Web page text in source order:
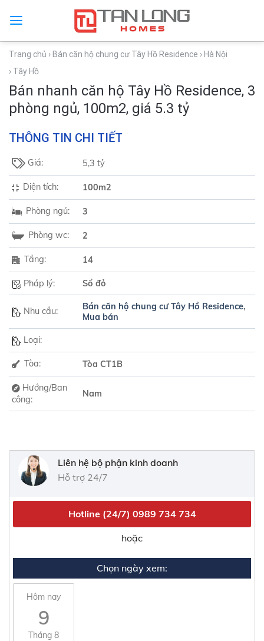
Trang chủ › Bán căn hộ chung cư Tây Hồ Residence › Hà Nội
› Tây Hồ
Bán nhanh căn hộ Tây Hồ Residence, 3
phòng ngủ, 100m2, giá 5.3 tỷ
THÔNG TIN CHI TIẾT
Giá: 5,3 tỷ
Diện tích: 100m2
Phòng ngủ: 3
Phòng wc: 2
Tầng: 14
Pháp lý: Sổ đỏ
Nhu cầu: Bán căn hộ chung cư Tây Hồ Residence,
Mua bán
Loại:
Tòa: Tòa CT1B
Hướng/Ban
công:
Nam
Liên hệ bộ phận kinh doanh
Hỗ trợ 24/7
Hotline (24/7) 0989 734 734
hoặc
Chọn ngày xem:
Hôm nay
9
Tháng 8